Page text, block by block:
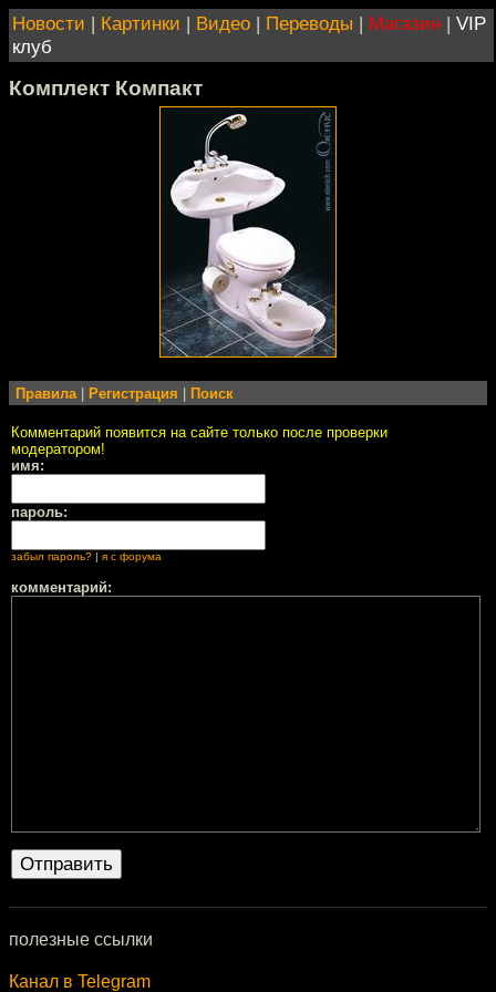
Новости | Картинки | Видео | Переводы | Магазин | VIP
клуб
Комплект Компакт
Правила Регистрация Поиск
Комментарий появится на сайте только после проверки
модератором!
имя:
пароль:
забыл пароль? | я с форума
комментарий:
полезные ссылки
Канал в Telegram